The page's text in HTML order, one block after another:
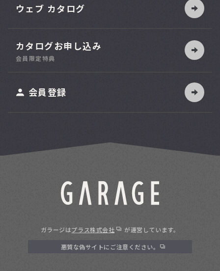
ウェブ カタログ
カタログお申し込み
会員限定特典
会員登録
ガラージはプラス株式会社 が運営しています。
悪質な偽サイトにご注意ください。